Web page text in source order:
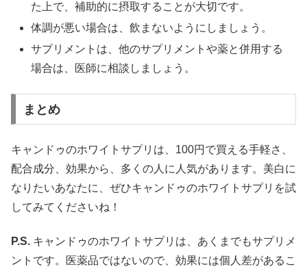
た上で、補助的に摂取することが大切です。
体調が悪い場合は、飲まないようにしましょう。
サプリメントは、他のサプリメントや薬と併用する
場合は、医師に相談しましょう。
まとめ
キャンドゥのホワイトサプリは、100円で買える手軽さ、
配合成分、効果から、多くの人に人気があります。美白に
なりたいあなたに、ぜひキャンドゥのホワイトサプリを試
してみてくださいね！
P.S. キャンドゥのホワイトサプリは、あくまでもサプリメ
ントです。医薬品ではないので、効果には個人差があるこ